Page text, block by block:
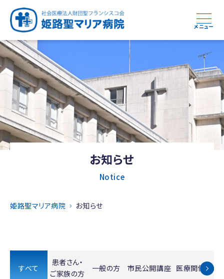
メニュー
お知らせ
Notice
姫路聖マリア病院 お知らせ
すべて
患者さん・
ご家族の方
一般の方 市民公開講座 医療関係者の